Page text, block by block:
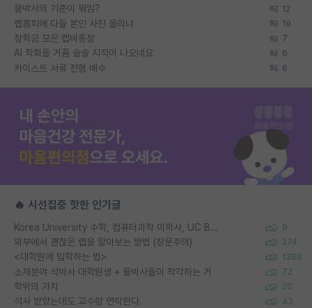
물박사의 기준이 뭐임? 12
랩홈피에 다들 본인 사진 올리냐 19
장학금 모은 랩비통장 7
AI 학회들 거품 슬슬 지적이 나오네요 6
카이스트 서류 전형 배수 6
🔥 시선집중 핫한 인기글
Korea University 수학, 컴퓨터과학 이학사, UC Berkeley 산업공학 대학원 공학박사가 되는 것은 쉽지 않겠죠? 9
외부에서 괜찮은 랩을 알아보는 방법 (장문주의) 274
<대학원에 입학하는 법> 1388
소재분야 석박사 대학원생 + 물박사들이 착각하는 거 72
학위의 가치 20
석사 받았는데도 교수랑 연락한다. 43